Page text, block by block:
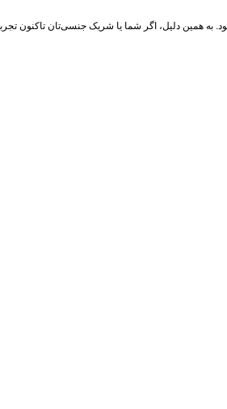
دلیل، اگر شما یا شریک جنسی‌تان تاکنون